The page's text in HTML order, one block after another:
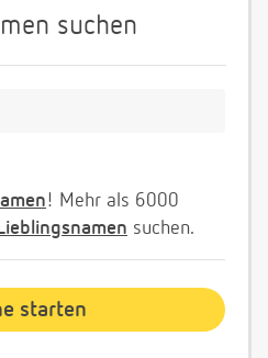
suchen
! Mehr als 6000
suchen.